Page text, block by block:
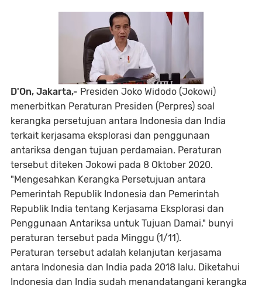
D'On, Jakarta,- Presiden Joko Widodo (Jokowi)
menerbitkan Peraturan Presiden (Perpres) soal
kerangka persetujuan antara Indonesia dan India
terkait kerjasama eksplorasi dan penggunaan
antariksa dengan tujuan perdamaian. Peraturan
tersebut diteken Jokowi pada 8 Oktober 2020.
"Mengesahkan Kerangka Persetujuan antara
Pemerintah Republik Indonesia dan Pemerintah
Republik India tentang Kerjasama Eksplorasi dan
Penggunaan Antariksa untuk Tujuan Damai," bunyi
peraturan tersebut pada Minggu (1/11).
Peraturan tersebut adalah kelanjutan kerjasama
antara Indonesia dan India pada 2018 lalu. Diketahui
Indonesia dan India sudah menandatangani kerangka